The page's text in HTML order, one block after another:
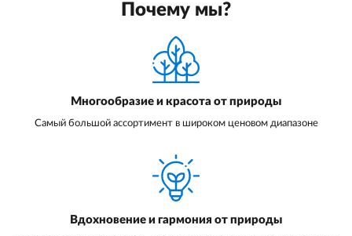
Почему мы?
Многообразие и красота от природы
Самый большой ассортимент в широком ценовом диапазоне
Вдохновение и гармония от природы